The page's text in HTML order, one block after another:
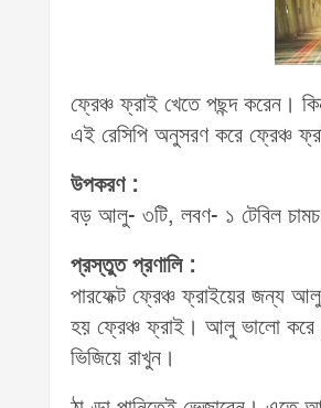
ফ্রেঞ্চ ফ্রাই খেতে পছন্দ করেন।
এই রেসিপি অনুসরণ করে ফ্রেঞ্চ
উপকরণ :
বড় আলু- ৩টি, লবণ- ১ টেবিল
প্রস্তুত প্রণালি :
পারফেক্ট ফ্রেঞ্চ ফ্রাইয়ের জন্য
হয় ফ্রেঞ্চ ফ্রাই। আলু ভালো করে
ভিজিয়ে রাখুন।